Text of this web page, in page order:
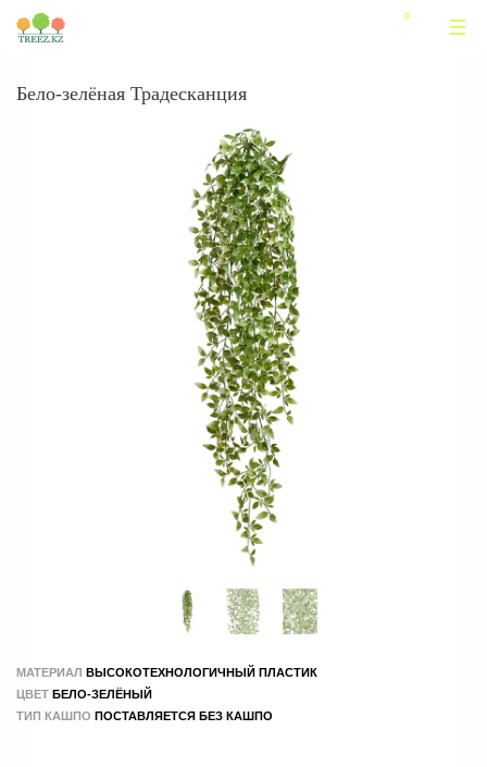
Бело-зелёная Традесканция
МАТЕРИАЛ ВЫСОКОТЕХНОЛОГИЧНЫЙ ПЛАСТИК
ЦВЕТ БЕЛО-ЗЕЛЁНЫЙ
ТИП КАШПО ПОСТАВЛЯЕТСЯ БЕЗ КАШПО